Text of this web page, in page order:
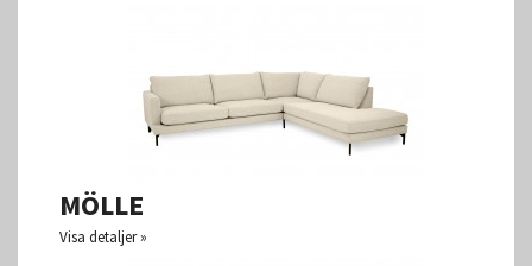
MÖLLE
Visa detaljer